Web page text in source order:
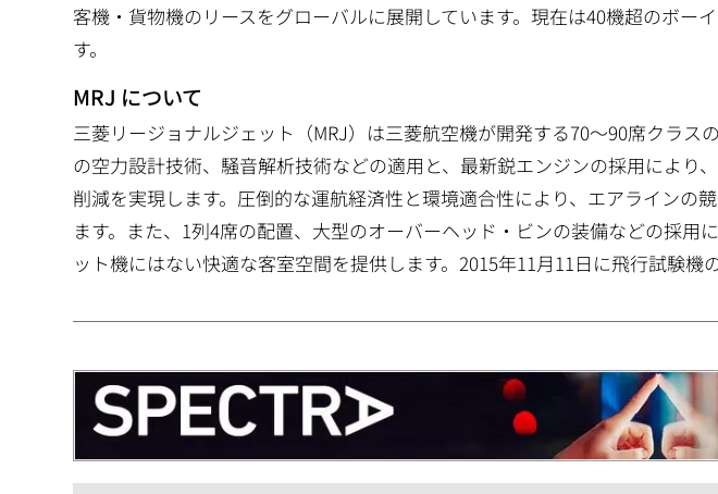
客機・貨物機のリースをグローバルに展開しています。現在は40機超のボー
す。
MRJ について
三菱リージョナルジェット（MRJ）は三菱航空機が開発する70～90席クラス
の空力設計技術、騒音解析技術などの適用と、最新鋭エンジンの採用により
削減を実現します。圧倒的な運航経済性と環境適合性により、エアラインの
ます。また、1列4席の配置、大型のオーバーヘッド・ビンの装備などの採用
ット機にはない快適な客室空間を提供します。2015年11月11日に飛行試験機